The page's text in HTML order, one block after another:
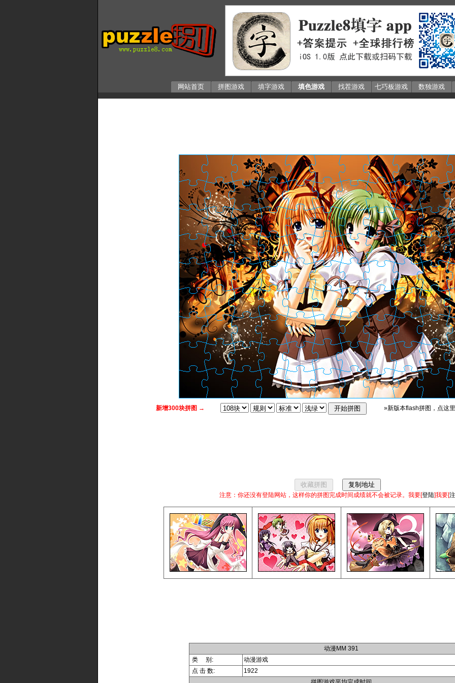
网站首页 拼图游戏 填字游戏 填色游戏 找茬游戏 七巧板游戏 数独游戏
新增300块拼图 → »新版本flash拼图，点这里
注意：你还没有登陆网站，这样你的拼图完成时间成绩就不会被记录。我要[登陆]我要[
动漫MM 391
类 别:
动漫游戏
点 击 数:
1922